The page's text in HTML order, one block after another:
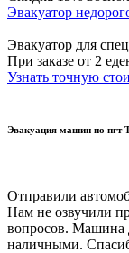
Эвакуатор
Эвакуатор для
При заказе от 2
Узнать точную
Эвакуация машин по пгт
Отправили
Нам не озвучили
вопросов. Машина
наличными.